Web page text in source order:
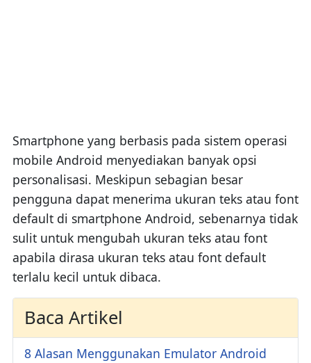
Smartphone yang berbasis pada sistem operasi
mobile Android menyediakan banyak opsi
personalisasi. Meskipun sebagian besar
pengguna dapat menerima ukuran teks atau font
default di smartphone Android, sebenarnya tidak
sulit untuk mengubah ukuran teks atau font
apabila dirasa ukuran teks atau font default
terlalu kecil untuk dibaca.
Baca Artikel
8 Alasan Menggunakan Emulator Android